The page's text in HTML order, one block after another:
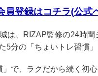
登録はコチラ(公式
は、RIZAP監修の24時
5分の「ちょいトレ習慣
で、ラクだから続く初